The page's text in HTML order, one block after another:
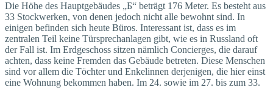
Die Höhe des Hauptgebäudes „Б“ beträgt 176 Meter. Es besteht aus
33 Stockwerken, von denen jedoch nicht alle bewohnt sind. In
einigen befinden sich heute Büros. Interessant ist, dass es im
zentralen Teil keine Türsprechanlagen gibt, wie es in Russland oft
der Fall ist. Im Erdgeschoss sitzen nämlich Concierges, die darauf
achten, dass keine Fremden das Gebäude betreten. Diese Menschen
sind vor allem die Töchter und Enkelinnen derjenigen, die hier einst
eine Wohnung bekommen haben. Im 24. sowie im 27. bis zum 33.